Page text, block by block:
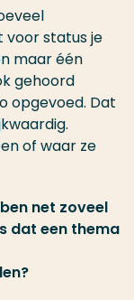
voor status je
maar één
gehoord
opgevoed. Dat
of waar ze
net zoveel
dat een thema